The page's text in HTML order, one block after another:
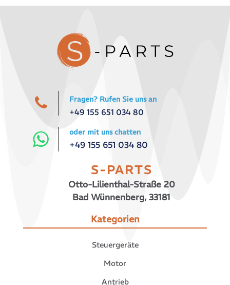
Fragen? Rufen Sie uns an
+49 155 651 034 80
oder mit uns chatten
+49 155 651 034 80
S-PARTS
Otto-Lilienthal-Straße 20
Bad Wünnenberg, 33181
Kategorien
Steuergeräte
Motor
Antrieb